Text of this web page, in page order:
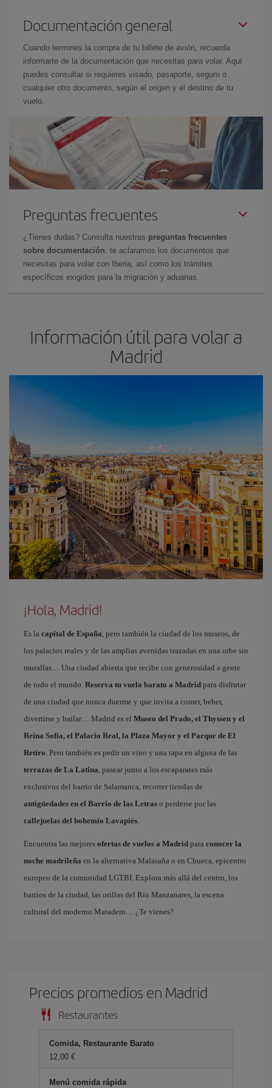
Documentación general
Cuando termines la compra de tu billete de avión, recuerda
informarte de la documentación que necesitas para volar. Aquí
puedes consultar si requieres visado, pasaporte, seguro o
cualquier otro documento, según el origen y el destino de tu
vuelo.
Preguntas frecuentes
¿Tienes dudas? Consulta nuestras preguntas frecuentes
sobre documentación: te aclaramos los documentos que
necesitas para volar con Iberia, así como los trámites
específicos exigidos para la migración y aduanas.
Información útil para volar a
Madrid
¡Hola, Madrid!
Es la capital de España, pero también la ciudad de los museos, de
los palacios reales y de las amplias avenidas trazadas en una urbe sin
murallas… Una ciudad abierta que recibe con generosidad a gente
de todo el mundo. Reserva tu vuelo barato a Madrid para disfrutar
de una ciudad que nunca duerme y que invita a comer, beber,
divertirse y bailar… Madrid es el Museo del Prado, el Thyssen y el
Reina Sofía, el Palacio Real, la Plaza Mayor y el Parque de El
Retiro. Pero también es pedir un vino y una tapa en alguna de las
terrazas de La Latina, pasear junto a los escaparates más
exclusivos del barrio de Salamanca, recorrer tiendas de
antigüedades en el Barrio de las Letras o perderse por las
callejuelas del bohemio Lavapiés.
Encuentra las mejores ofertas de vuelos a Madrid para conocer la
noche madrileña en la alternativa Malasaña o en Chueca, epicentro
europeo de la comunidad LGTBI. Explora más allá del centro, los
barrios de la ciudad, las orillas del Río Manzanares, la escena
cultural del moderno Matadero… ¿Te vienes?
Precios promedios en Madrid
Restaurantes
Comida, Restaurante Barato
12,00 €
Menú comida rápida